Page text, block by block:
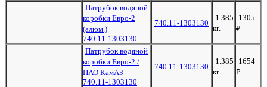
Патрубок водяной
коробки Евро-2
(алюм.)
740.11-1303130
740.11-1303130
1.385
кг.
1305
₽
Патрубок водяной
коробки Евро-2 /
ПАО КамАЗ
740.11-1303130
740.11-1303130
1.385
кг.
1654
₽